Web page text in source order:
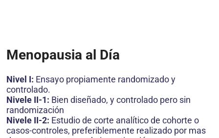
Menopausia al Día
Nivel I: Ensayo propiamente randomizado y
controlado.
Nivele II-1: Bien diseñado, y controlado pero sin
randomización
Nivele II-2: Estudio de corte analítico de cohorte o
casos-controles, preferiblemente realizado por mas